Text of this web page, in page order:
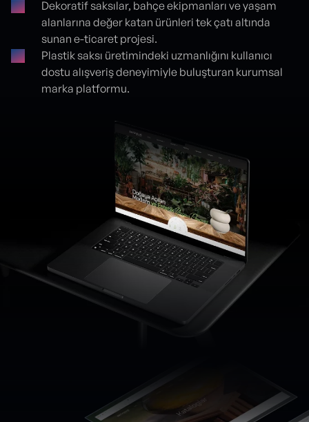
Dekoratif saksılar, bahçe ekipmanları ve yaşam
alanlarına değer katan ürünleri tek çatı altında
sunan e-ticaret projesi.
Plastik saksı üretimindeki uzmanlığını kullanıcı
dostu alışveriş deneyimiyle buluşturan kurumsal
marka platformu.